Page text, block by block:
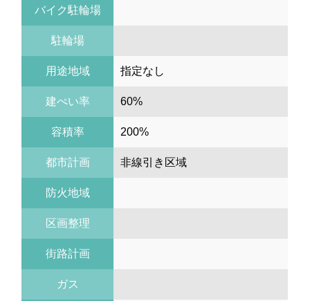
バイク駐輪場
駐輪場
用途地域 指定なし
建ぺい率 60%
容積率 200%
都市計画 非線引き区域
防火地域
区画整理
街路計画
ガス